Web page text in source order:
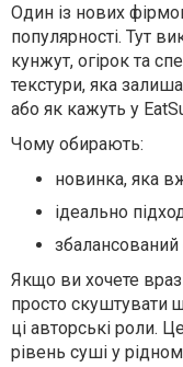
Один із нових
популярності. Тут
кунжут, огірок та
текстури, яка
або як кажуть у
Чому обирають:
новинка, яка
ідеально
збалансований
Якщо ви хочете
просто скуштувати
ці авторські роли.
рівень суші у